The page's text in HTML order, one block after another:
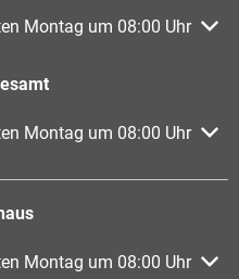
Schließzeiten
Montag um 08:00 Uhr
Schließzeiten
Montag um 08:00 Uhr
Schließzeiten
Montag um 08:00 Uhr